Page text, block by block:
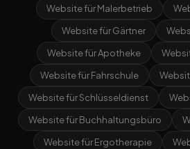
Website für Malerbetrieb
Website für Gärtner
Website für Apotheke
Website für Fahrschule
Website für Schlüsseldienst
Website für Buchhaltungsbüro
Website für Ergotherapie